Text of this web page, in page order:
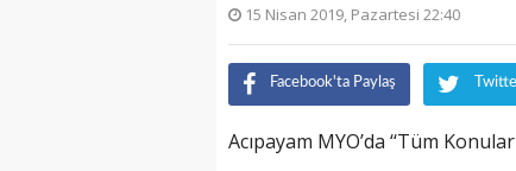
15 Nisan 2019, Pazartesi 22:40
Facebook'ta Paylaş
Acıpayam MYO’da ‘‘Tüm